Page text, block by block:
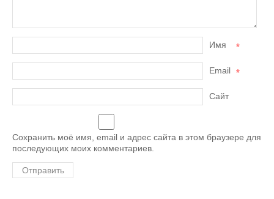
Имя *
Email *
Сайт
Сохранить моё имя, email и адрес сайта в этом браузере для
последующих моих комментариев.